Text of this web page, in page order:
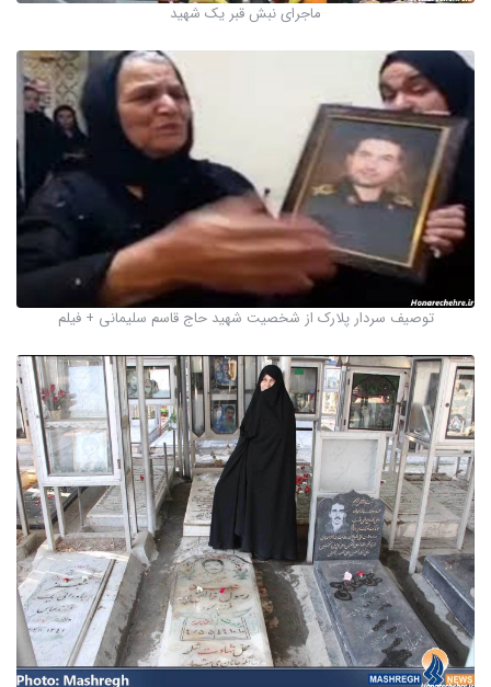
ماجرای نبش قبر یک شهید
توصیف سردار پلارک از شخصیت شهید حاج قاسم سلیمانی + فیلم